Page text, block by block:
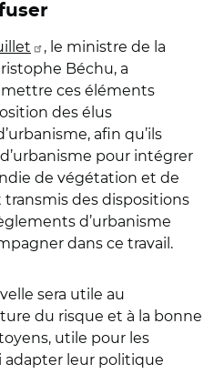
, le ministre de la
Béchu, a
ces éléments
des élus
afin qu’ils
pour intégrer
de végétation et de
des dispositions
d’urbanisme
dans ce travail.
sera utile au
du risque et à la bonne
utile pour les
adapter leur politique